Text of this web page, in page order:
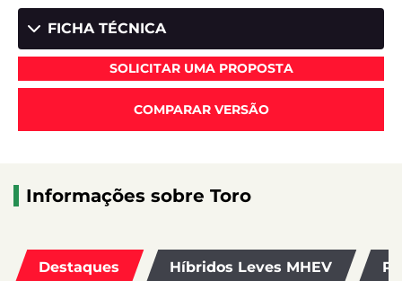
FICHA TÉCNICA
SOLICITAR UMA PROPOSTA
COMPARAR VERSÃO
Informações sobre Toro
Destaques Híbridos Leves MHEV